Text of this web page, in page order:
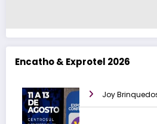
Encatho & Exprotel 2026
Joy